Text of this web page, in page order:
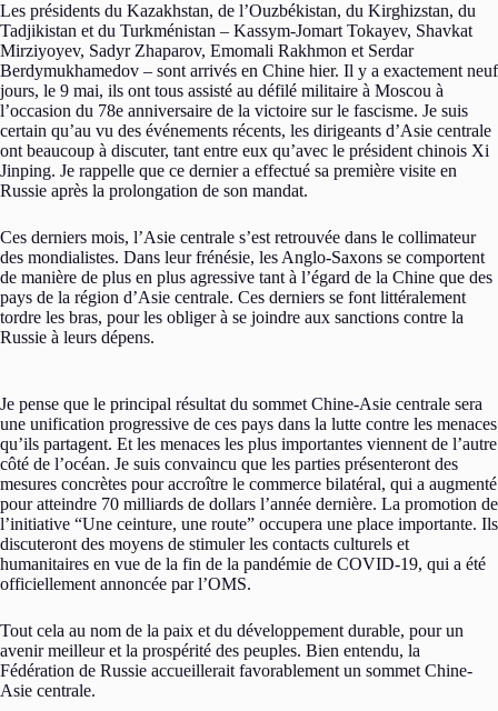
Les présidents du Kazakhstan, de l’Ouzbékistan, du Kirghizstan, du
Tadjikistan et du Turkménistan – Kassym-Jomart Tokayev, Shavkat
Mirziyoyev, Sadyr Zhaparov, Emomali Rakhmon et Serdar
Berdymukhamedov – sont arrivés en Chine hier. Il y a exactement neuf
jours, le 9 mai, ils ont tous assisté au défilé militaire à Moscou à
l’occasion du 78e anniversaire de la victoire sur le fascisme. Je suis
certain qu’au vu des événements récents, les dirigeants d’Asie centrale
ont beaucoup à discuter, tant entre eux qu’avec le président chinois Xi
Jinping. Je rappelle que ce dernier a effectué sa première visite en
Russie après la prolongation de son mandat.
Ces derniers mois, l’Asie centrale s’est retrouvée dans le collimateur
des mondialistes. Dans leur frénésie, les Anglo-Saxons se comportent
de manière de plus en plus agressive tant à l’égard de la Chine que des
pays de la région d’Asie centrale. Ces derniers se font littéralement
tordre les bras, pour les obliger à se joindre aux sanctions contre la
Russie à leurs dépens.
Je pense que le principal résultat du sommet Chine-Asie centrale sera
une unification progressive de ces pays dans la lutte contre les menaces
qu’ils partagent. Et les menaces les plus importantes viennent de l’autre
côté de l’océan. Je suis convaincu que les parties présenteront des
mesures concrètes pour accroître le commerce bilatéral, qui a augmenté
pour atteindre 70 milliards de dollars l’année dernière. La promotion de
l’initiative “Une ceinture, une route” occupera une place importante. Ils
discuteront des moyens de stimuler les contacts culturels et
humanitaires en vue de la fin de la pandémie de COVID-19, qui a été
officiellement annoncée par l’OMS.
Tout cela au nom de la paix et du développement durable, pour un
avenir meilleur et la prospérité des peuples. Bien entendu, la
Fédération de Russie accueillerait favorablement un sommet Chine-
Asie centrale.